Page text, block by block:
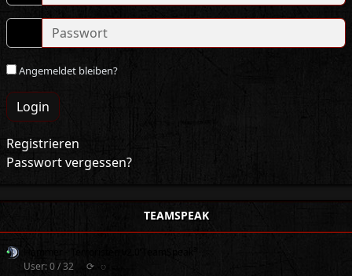
Angemeldet bleiben?
Login
Registrieren
Passwort vergessen?
TEAMSPEAK
User: 0 / 32
⟳ ◌